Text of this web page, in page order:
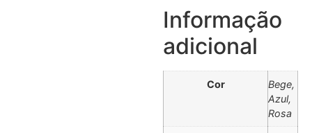
Informação
adicional
Cor
Bege,
Azul,
Rosa